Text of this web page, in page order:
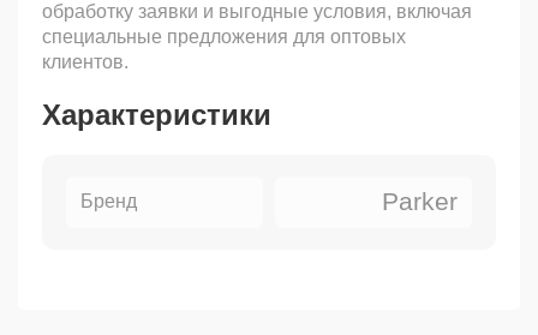
обработку заявки и выгодные условия, включая
специальные предложения для оптовых
клиентов.
Характеристики
Бренд Parker